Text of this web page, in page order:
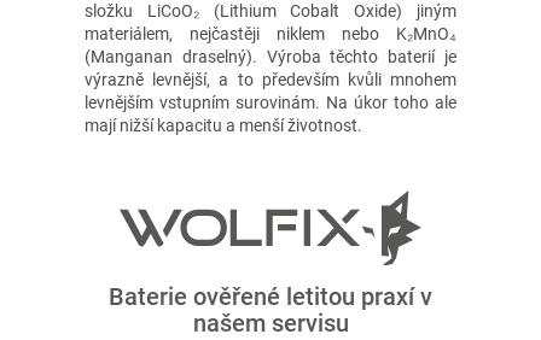
složku LiCoO₂ (Lithium Cobalt Oxide) jiným
materiálem, nejčastěji niklem nebo K₂MnO₄
(Manganan draselný). Výroba těchto baterií je
výrazně levnější, a to především kvůli mnohem
levnějším vstupním surovinám. Na úkor toho ale
mají nižší kapacitu a menší životnost.
Baterie ověřené letitou praxí v
našem servisu